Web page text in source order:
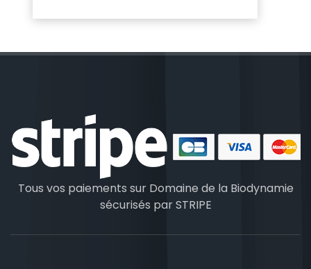
Tous vos paiements sur Domaine de la Biodynamie
sécurisés parSTRIPE